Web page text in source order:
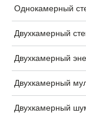
Однокамерный
Двухкамерный
Двухкамерный
Двухкамерный
Двухкамерный